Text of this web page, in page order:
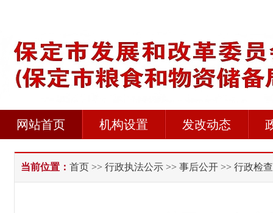
网站首页 机构设置 发改动态
当前位置： 首页 >> 行政执法公示 >> 事后公开 >> 行政检查